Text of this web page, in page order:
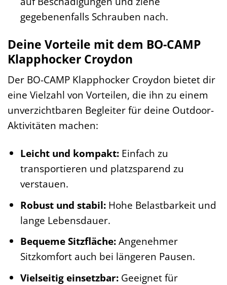
gegebenenfalls Schrauben nach.
Deine Vorteile mit dem BO-CAMP
Klapphocker Croydon
Der BO-CAMP Klapphocker Croydon bietet dir
eine Vielzahl von Vorteilen, die ihn zu einem
unverzichtbaren Begleiter für deine Outdoor-
Aktivitäten machen:
Leicht und kompakt:Einfach zu
transportieren und platzsparend zu
verstauen.
Robust und stabil:Hohe Belastbarkeit und
lange Lebensdauer.
Bequeme Sitzfläche:Angenehmer
Sitzkomfort auch bei längeren Pausen.
Vielseitig einsetzbar:Geeignet für